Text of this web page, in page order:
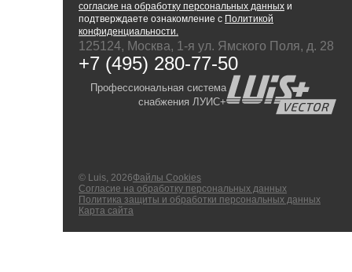
согласие на обработку персональных данных и
подтверждаете ознакомление с Политикой
конфиденциальности.
125124, Москва, 1-я ул. Ямского Поля, д. 28
+7 (495) 280-77-50
Профессиональная система
снабжения ЛУИС+
© Luis, 2026Файлы Cookies
Согласие на обработку персональных данных
Политика защиты и обработки персональных данных
Карта сайта